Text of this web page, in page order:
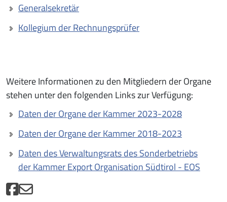
Generalsekretär
Kollegium der Rechnungsprüfer
Weitere Informationen zu den Mitgliedern der Organe
stehen unter den folgenden Links zur Verfügung:
Daten der Organe der Kammer 2023-2028
Daten der Organe der Kammer 2018-2023
Daten des Verwaltungsrats des Sonderbetriebs
der Kammer Export Organisation Südtirol - EOS